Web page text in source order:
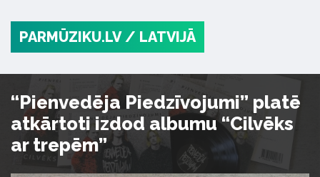
PARMŪZIKU.LV / LATVIJĀ
“Pienvedēja Piedzīvojumi” platē
atkārtoti izdod albumu “Cilvēks
ar trepēm”